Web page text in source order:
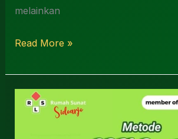
melainkan
Read More »
Rumah
Khitan